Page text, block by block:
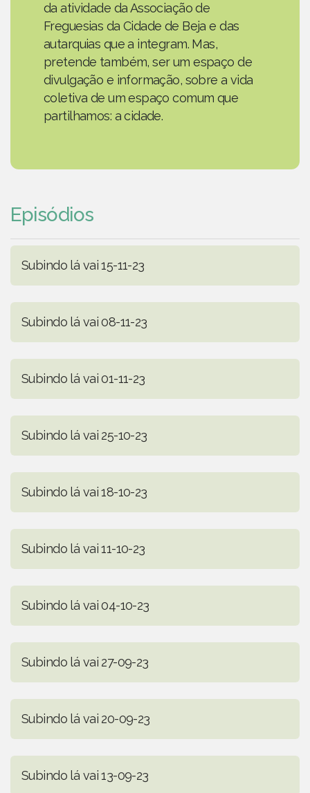
da atividade da Associação de
Freguesias da Cidade de Beja e das
autarquias que a integram. Mas,
pretende também, ser um espaço de
divulgação e informação, sobre a vida
coletiva de um espaço comum que
partilhamos: a cidade.
Episódios
Subindo lá vai 15-11-23
Subindo lá vai 08-11-23
Subindo lá vai 01-11-23
Subindo lá vai 25-10-23
Subindo lá vai 18-10-23
Subindo lá vai 11-10-23
Subindo lá vai 04-10-23
Subindo lá vai 27-09-23
Subindo lá vai 20-09-23
Subindo lá vai 13-09-23